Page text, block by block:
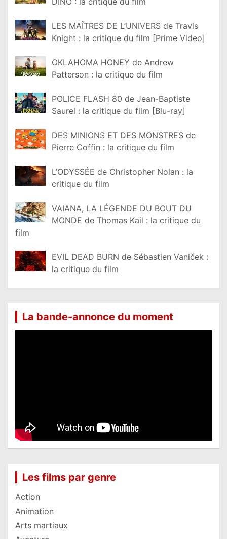
LES MAÎTRES DE L’UNIVERS de Travis
Knight : la critique du film [Prime Video]
OKLAHOMA HONEY de Andrew
Patterson : la critique du film
POLICE FLASH 80 de Jean-Baptiste
Saurel : la critique du film [Blu-ray]
DES MINIONS ET DES MONSTRES de
Pierre Coffin : la critique du film
L’ODYSSÉE de Christopher Nolan : la
critique du film
VAIANA, LA LÉGENDE DU BOUT DU
MONDE de Thomas Kail : la critique du
film
EVIL DEAD BURN de Sébastien Vaniček :
la critique du film
La bande-annonce du moment
Les films par genre
Action
Animation
Arts martiaux